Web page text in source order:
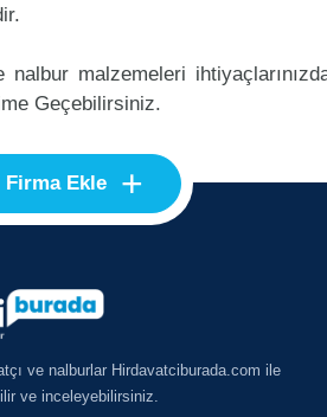
nalbur malzemeleri
Geçebilirsiniz.
Firma Ekle +
ve nalburlar Hirdavatciburada.com ile
ve inceleyebilirsiniz.